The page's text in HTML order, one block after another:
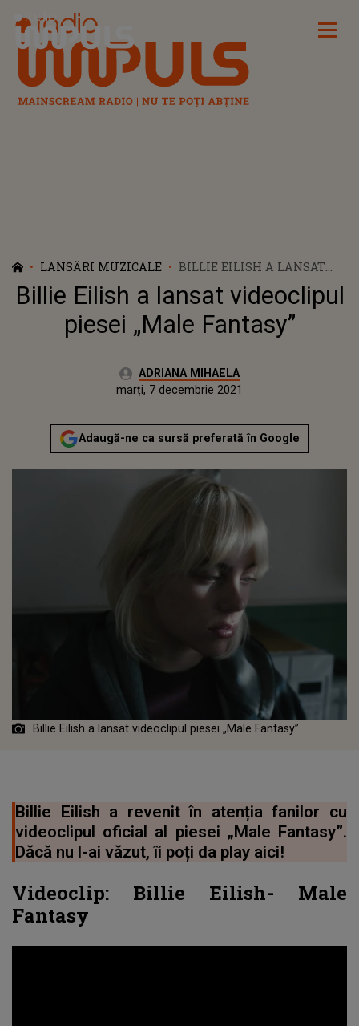
Radio Impuls
LANSĂRI MUZICALE
BILLIE EILISH A LANSAT
VIDEOCLIPUL PIESEI „MALE
FANTASY”
Billie Eilish a lansat videoclipul
piesei „Male Fantasy”
Autor:ADRIANA MIHAELA
marți, 7 decembrie 2021Actualizat:
marți, 7 decembrie 2021
Adaugă-ne ca sursă preferată în Google
Billie Eilish a lansat videoclipul piesei „Male Fantasy”
Billie Eilish a revenit în atenția fanilor cu
videoclipul oficial al piesei „Male Fantasy”.
Dăcă nu l-ai văzut, îi poți da play aici!
Videoclip: Billie Eilish- Male
Fantasy